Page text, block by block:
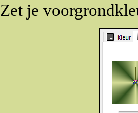
Zet je